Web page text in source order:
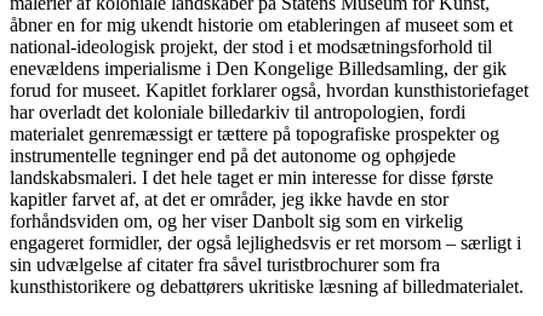
åbner en for mig ukendt historie om etableringen af museet som et
national-ideologisk projekt, der stod i et modsætningsforhold til
enevældens imperialisme i Den Kongelige Billedsamling, der gik
forud for museet. Kapitlet forklarer også, hvordan kunsthistoriefaget
har overladt det koloniale billedarkiv til antropologien, fordi
materialet genremæssigt er tættere på topografiske prospekter og
instrumentelle tegninger end på det autonome og ophøjede
landskabsmaleri. I det hele taget er min interesse for disse første
kapitler farvet af, at det er områder, jeg ikke havde en stor
forhåndsviden om, og her viser Danbolt sig som en virkelig
engageret formidler, der også lejlighedsvis er ret morsom – særligt i
sin udvælgelse af citater fra såvel turistbrochurer som fra
kunsthistorikere og debattørers ukritiske læsning af billedmaterialet.